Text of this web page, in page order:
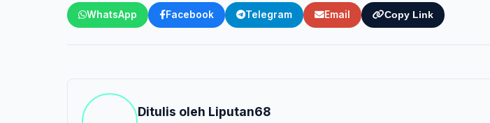
WhatsApp Facebook Telegram Email Copy Link
Ditulis oleh Liputan68